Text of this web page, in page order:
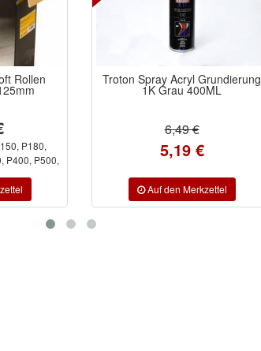
Spectral Plast 775 Elastifizierer
0,5L
17,95 €